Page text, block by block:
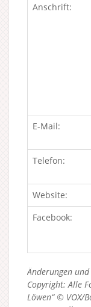
Anschrift:
E-Mail:
Telefon:
Website:
Facebook:
Änderungen
Copyright: Alle
Löwen“ © VOX/